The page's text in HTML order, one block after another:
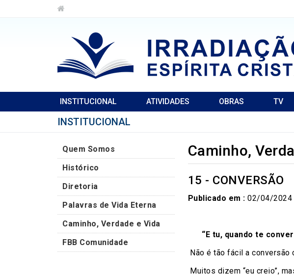
INSTITUCIONAL ATIVIDADES OBRAS TV
INSTITUCIONAL
Quem Somos
Histórico
Diretoria
Palavras de Vida Eterna
Caminho, Verdade e Vida
FBB Comunidade
Caminho,
15 - CONVERSÃO
Publicado em : 02/04/2024
“E tu, quando te
Não é tão fácil a conversão
Muitos dizem “eu creio”,